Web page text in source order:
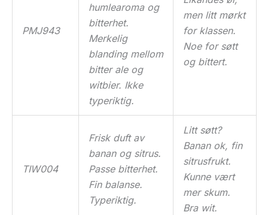
PMJ943
humlearoma og
bitterhet.
Merkelig
blanding mellom
bitter ale og
witbier. Ikke
typeriktig.
men litt mørkt
for klassen.
Noe for søtt
og bittert.
TIW004
Frisk duft av
banan og sitrus.
Passe bitterhet.
Fin balanse.
Typeriktig.
Litt søtt?
Banan ok, fin
sitrusfrukt.
Kunne vært
mer skum.
Bra wit.